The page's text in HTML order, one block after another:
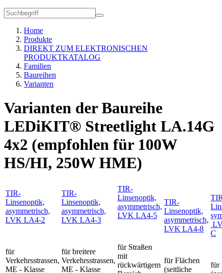
Home
Produkte
DIREKT ZUM ELEKTRONISCHEN
PRODUKTKATALOG
Familien
Baureihen
Varianten
Varianten der Baureihe
LEDiKIT® Streetlight LA.14G
4x2 (empfohlen für 100W
HS/HI, 250W HME)
TIR-
Linsenoptik,
asymmetrisch,
LVK LA4-2
für
Verkehrsstrassen,
ME - Klasse
TIR-
Linsenoptik,
asymmetrisch,
LVK LA4-3
für breitere
Verkehrsstrassen,
ME - Klasse
TIR-
Linsenoptik,
asymmetrisch,
LVK LA4-5
für Straßen
mit
rückwärtigem
TIR-
Linsenoptik,
asymmetrisch,
LVK LA4-8
für Flächen
(seitliche
C
für